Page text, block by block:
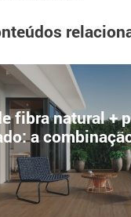
fibra natural +
a